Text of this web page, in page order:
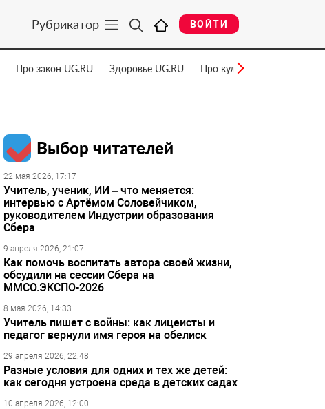
Рубрикатор ВОЙТИ
Про закон UG.RU Здоровье UG.RU Про культуру UG.RU
Выбор читателей
22 мая 2026, 17:17
Учитель, ученик, ИИ – что меняется:
интервью с Артёмом Соловейчиком,
руководителем Индустрии образования
Сбера
9 апреля 2026, 21:07
Как помочь воспитать автора своей жизни,
обсудили на сессии Сбера на
ММСО.ЭКСПО-2026
8 мая 2026, 14:33
Учитель пишет с войны: как лицеисты и
педагог вернули имя героя на обелиск
29 апреля 2026, 22:48
Разные условия для одних и тех же детей:
как сегодня устроена среда в детских садах
10 апреля 2026, 12:00